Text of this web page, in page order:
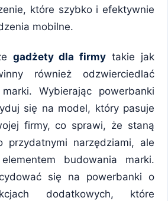
które szybko i efektywnie
mobilne.
gadżety dla firmy takie jak
również odzwierciedlać
Wybierając powerbanki
się na model, który pasuje
firmy, co sprawi, że staną
narzędziami, ale
budowania marki.
się na powerbanki o
dodatkowych, które